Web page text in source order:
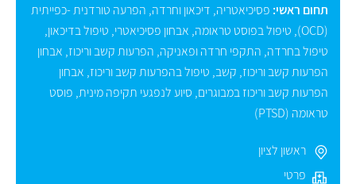
תחום ראשי: פסיכיאטריה, דיכאון וחרדה, הפרעה טורדנית -כפייתית
(OCD)
, טיפול בפוסט טראומה, אבחון פסיכיאטרי, טיפול בדיכאון,
טיפול בחרדה, התקפי חרדה ופאניקה, הפרעות קשב וריכוז, אבחון
הפרעות קשב וריכוז, קשב, טיפול בהפרעות קשב וריכוז, אבחון
הפרעות קשב וריכוז במבוגרים, סיוע לנפגעי תקיפה מינית, פוסט
טראומה (PTSD)
ראשון לציון
פרטי